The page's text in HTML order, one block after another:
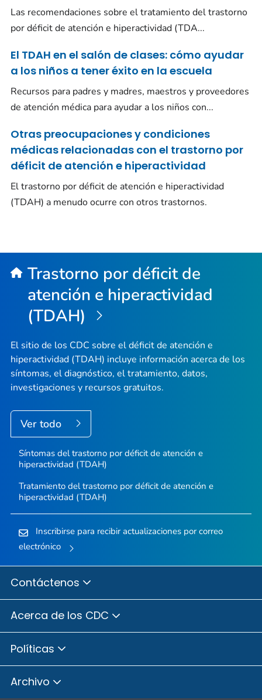
Las recomendaciones sobre el tratamiento del trastorno
por déficit de atención e hiperactividad (TDA...
El TDAH en el salón de clases: cómo ayudar
a los niños a tener éxito en la escuela
Recursos para padres y madres, maestros y proveedores
de atención médica para ayudar a los niños con...
Otras preocupaciones y condiciones
médicas relacionadas con el trastorno por
déficit de atención e hiperactividad
El trastorno por déficit de atención e hiperactividad
(TDAH) a menudo ocurre con otros trastornos.
Trastorno por déficit de
atención e hiperactividad
(TDAH)
El sitio de los CDC sobre el déficit de atención e
hiperactividad (TDAH) incluye información acerca de los
síntomas, el diagnóstico, el tratamiento, datos,
investigaciones y recursos gratuitos.
Ver todo
Síntomas del trastorno por déficit de atención e
hiperactividad (TDAH)
Tratamiento del trastorno por déficit de atención e
hiperactividad (TDAH)
Inscribirse para recibir actualizaciones por correo
electrónico
Contáctenos
Acerca de los CDC
Políticas
Archivo